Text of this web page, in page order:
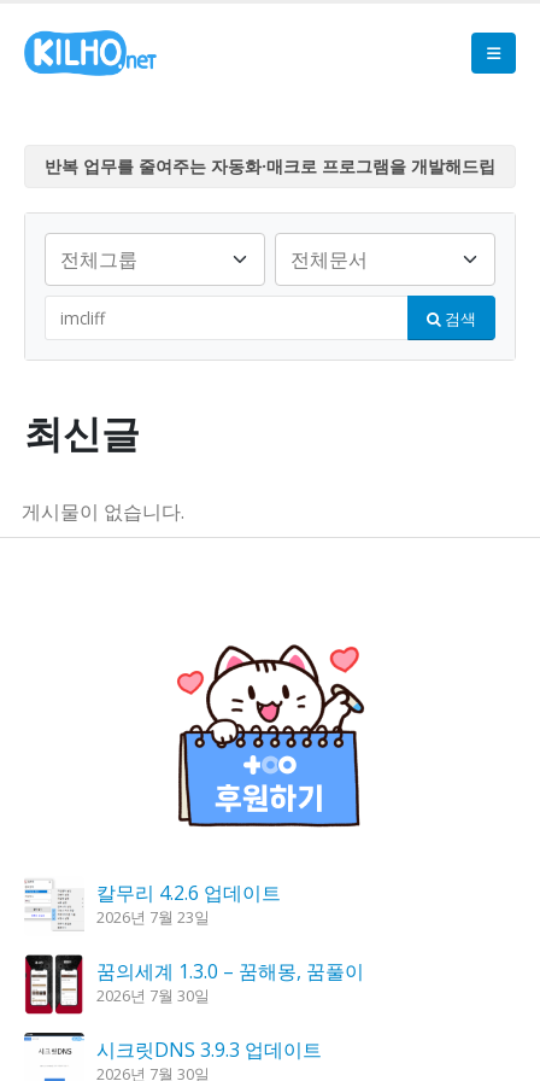
반복 업무를 줄여주는 자동화·매크로 프로그램을 개발해드립
반복 업무를 줄여주는 자동화·매크로 프로그램을 개발해드립
반복 업무를 줄여주는 자동화·매크로 프로그램을 개발해드립
반복 업무를 줄여주는 자동화·매크로 프로그램을 개발해드립
반복 업무를 줄여주는 자동화·매크로 프로그램을 개발해드립
검색
최신글
게시물이 없습니다.
칼무리 4.2.6 업데이트
2026년 7월 23일
꿈의세계 1.3.0 – 꿈해몽, 꿈풀이
2026년 7월 30일
시크릿DNS 3.9.3 업데이트
2026년 7월 30일